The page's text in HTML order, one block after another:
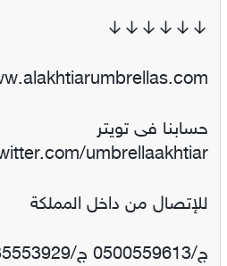
↓↓↓↓↓↓
حسابنا فى تويتر
umbrellaakhtiar
للإتصال من داخل المملكة